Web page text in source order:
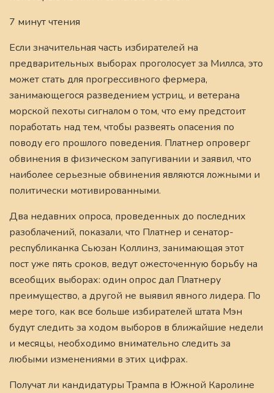
7 минут чтения
Если значительная часть избирателей на
предварительных выборах проголосует за Миллса, это
может стать для прогрессивного фермера,
занимающегося разведением устриц, и ветерана
морской пехоты сигналом о том, что ему предстоит
поработать над тем, чтобы развеять опасения по
поводу его прошлого поведения. Платнер опроверг
обвинения в физическом запугивании и заявил, что
наиболее серьезные обвинения являются ложными и
политически мотивированными.
Два недавних опроса, проведенных до последних
разоблачений, показали, что Платнер и сенатор-
республиканка Сьюзан Коллинз, занимающая этот
пост уже пять сроков, ведут ожесточенную борьбу на
всеобщих выборах: один опрос дал Платнеру
преимущество, а другой не выявил явного лидера. По
мере того, как все больше избирателей штата Мэн
будут следить за ходом выборов в ближайшие недели
и месяцы, необходимо внимательно следить за
любыми изменениями в этих цифрах.
Получат ли кандидатуры Трампа в Южной Каролине